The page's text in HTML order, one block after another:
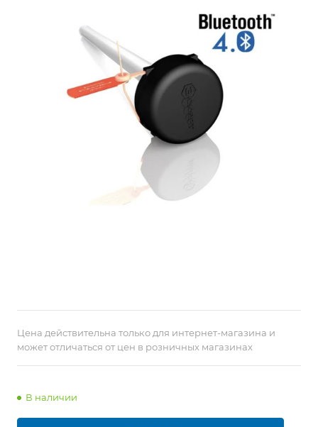
Цена действительна только для интернет-магазина и
может отличаться от цен в розничных магазинах
В наличии